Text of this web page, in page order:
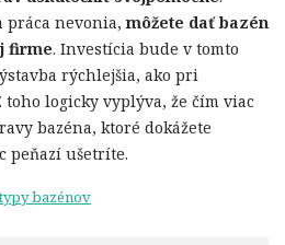
práca nevonia,môžete dať bazén
firme. Investícia bude v tomto
rýchlejšia, ako pri
toho logicky vyplýva, že čím viac
bazéna, ktoré dokážete
peňazí ušetríte.
typy bazénov